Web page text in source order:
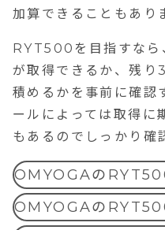
加算できることもあり
RYT500を目指すな
が取得できるか、残
積めるかを事前に確認
ールによっては取得に
もあるのでしっかり確
OMYOGAの
OMYOGAの